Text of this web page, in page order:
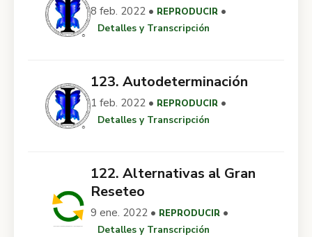
8 feb. 2022 • REPRODUCIR •
Detalles y Transcripción
123. Autodeterminación
1 feb. 2022 • REPRODUCIR •
Detalles y Transcripción
122. Alternativas al Gran
Reseteo
9 ene. 2022 • REPRODUCIR •
Detalles y Transcripción